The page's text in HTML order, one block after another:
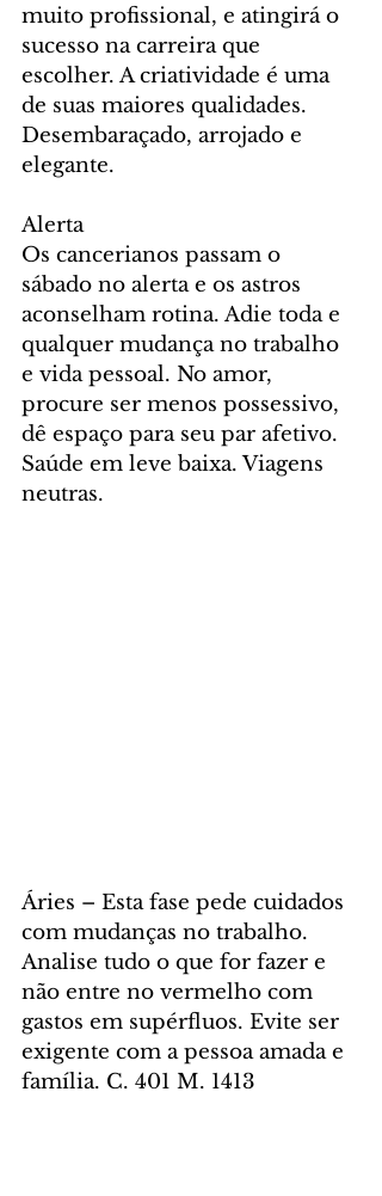
muito profissional, e atingirá o
sucesso na carreira que
escolher. A criatividade é uma
de suas maiores qualidades.
Desembaraçado, arrojado e
elegante.
Alerta
Os cancerianos passam o
sábado no alerta e os astros
aconselham rotina. Adie toda e
qualquer mudança no trabalho
e vida pessoal. No amor,
procure ser menos possessivo,
dê espaço para seu par afetivo.
Saúde em leve baixa. Viagens
neutras.
Áries – Esta fase pede cuidados
com mudanças no trabalho.
Analise tudo o que for fazer e
não entre no vermelho com
gastos em supérfluos. Evite ser
exigente com a pessoa amada e
família. C. 401 M. 1413